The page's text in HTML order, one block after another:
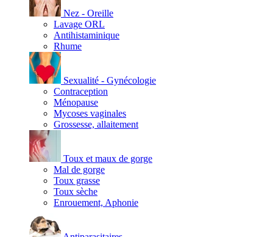
Nez - Oreille
Lavage ORL
Antihistaminique
Rhume
Sexualité - Gynécologie
Contraception
Ménopause
Mycoses vaginales
Grossesse, allaitement
Toux et maux de gorge
Mal de gorge
Toux grasse
Toux sèche
Enrouement, Aphonie